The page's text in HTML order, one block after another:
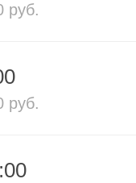
руб.
руб.